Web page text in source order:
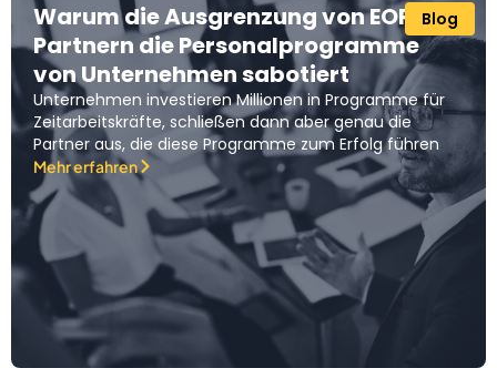
Blog
Warum die Ausgrenzung von EOR-
Partnern die Personalprogramme
von Unternehmen sabotiert
Unternehmen investieren Millionen in Programme für
Zeitarbeitskräfte, schließen dann aber genau die
Partner aus, die diese Programme zum Erfolg führen
Mehr erfahren